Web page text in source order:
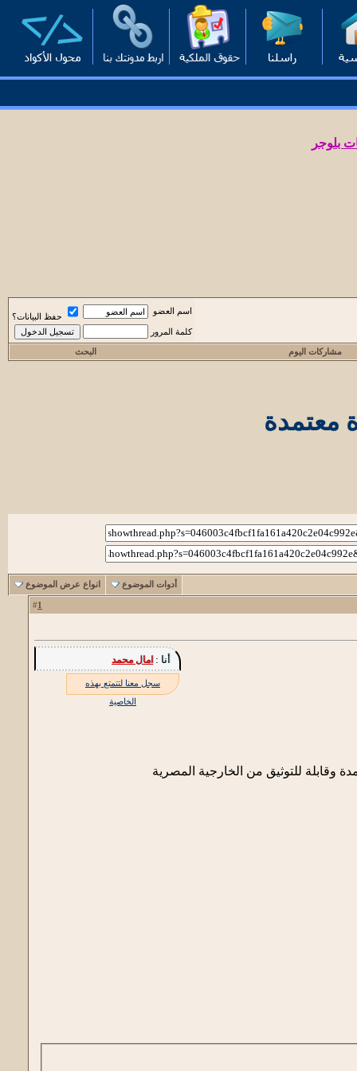
بلوجر
اسم العضو
حفظ البيانات؟
كلمة المرور
مشاركات اليوم البحث
معتمدة
أدوات الموضوع انواع عرض الموضوع
1
أنا :امال محمد
سجل معنا لتتمتع بهذه
الخاصية
وقابلة للتوثيق من الخارجية المصرية